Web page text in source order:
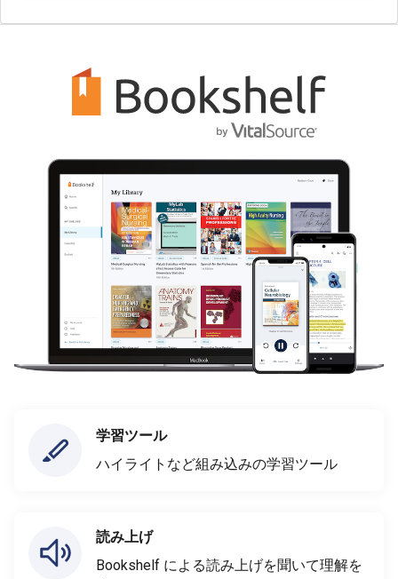
学習ツール
ハイライトなど組み込みの学習ツール
読み上げ
Bookshelf による読み上げを聞いて理解を